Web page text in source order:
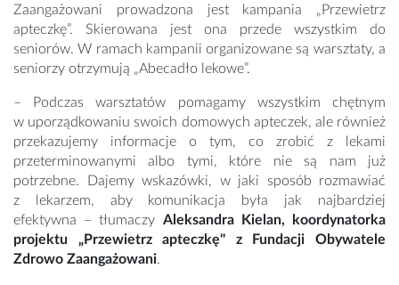
Zaangażowani prowadzona jest kampania „Przewietrz
apteczkę”. Skierowana jest ona przede wszystkim do
seniorów. W ramach kampanii organizowane są warsztaty, a
seniorzy otrzymują „Abecadło lekowe”.
– Podczas warsztatów pomagamy wszystkim chętnym
w uporządkowaniu swoich domowych apteczek, ale również
przekazujemy informacje o tym, co zrobić z lekami
przeterminowanymi albo tymi, które nie są nam już
potrzebne. Dajemy wskazówki, w jaki sposób rozmawiać
z lekarzem, aby komunikacja była jak najbardziej
efektywna – tłumaczy Aleksandra Kielan, koordynatorka
projektu „Przewietrz apteczkę" z Fundacji Obywatele
Zdrowo Zaangażowani.